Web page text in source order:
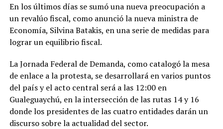
En los últimos días se sumó una nueva preocupación a
un revalúo fiscal, como anunció la nueva ministra de
Economía, Silvina Batakis, en una serie de medidas para
lograr un equilibrio fiscal.
La Jornada Federal de Demanda, como catalogó la mesa
de enlace a la protesta, se desarrollará en varios puntos
del país y el acto central será a las 12:00 en
Gualeguaychú, en la intersección de las rutas 14 y 16
donde los presidentes de las cuatro entidades darán un
discurso sobre la actualidad del sector.